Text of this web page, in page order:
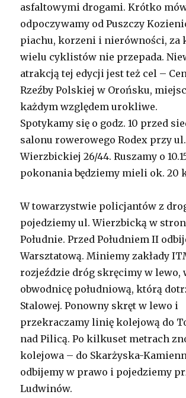
asfaltowymi drogami. Krótko
odpoczywamy od Puszczy
piachu, korzeni i nierówności, za
wielu cyklistów nie przepada.
atrakcją tej edycji jest też cel –
Rzeźby Polskiej w Orońsku,
każdym względem urokliwe.
Spotykamy się o godz. 10 przed
salonu rowerowego Rodex przy ul.
Wierzbickiej 26/44. Ruszamy o
pokonania będziemy mieli ok. 20
W towarzystwie policjantów z
pojedziemy ul. Wierzbicką w
Południe. Przed Południem II
Warsztatową. Miniemy zakłady
rozjeździe dróg skręcimy w lewo,
obwodnicę południową, którą
Stalowej. Ponowny skręt w lewo i
przekraczamy linię kolejową do
nad Pilicą. Po kilkuset metrach
kolejowa – do Skarżyska-
odbijemy w prawo i pojedziemy
Ludwinów.